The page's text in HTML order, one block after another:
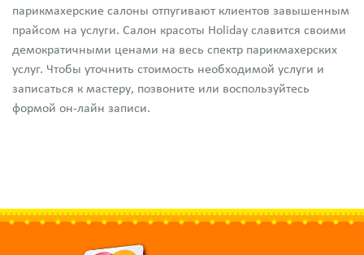
парикмахерские салоны отпугивают клиентов завышенным
прайсом на услуги. Салон красоты Holiday славится своими
демократичными ценами на весь спектр парикмахерских
услуг. Чтобы уточнить стоимость необходимой услуги и
записаться к мастеру, позвоните или воспользуйтесь
формой он-лайн записи.